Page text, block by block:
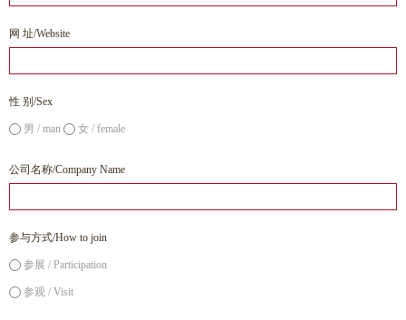
网 址/Website
性 别/Sex
男 / man 女 / female
公司名称/Company Name
参与方式/How to join
参展 / Participation
参观 / Visit